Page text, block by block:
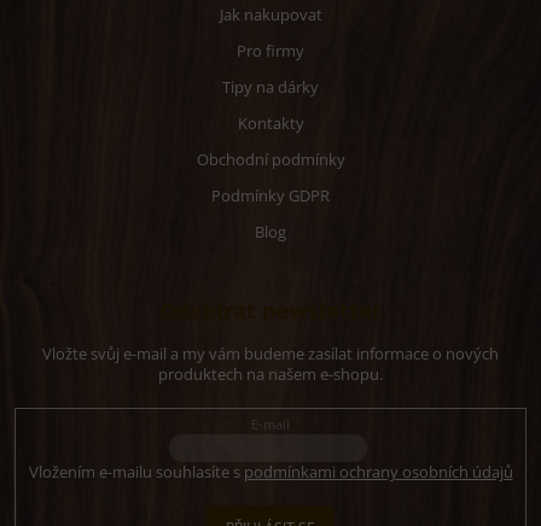
Jak nakupovat
Pro firmy
Tipy na dárky
Kontakty
Obchodní podmínky
Podmínky GDPR
Blog
Vložte svůj e-mail a my vám budeme zasílat informace o nových
produktech na našem e-shopu.
E-mail
Vložením e-mailu souhlasíte s podmínkami ochrany osobních údajů